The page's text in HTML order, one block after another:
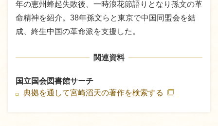
年の恵州蜂起失敗後、一時浪花節語りとなり孫文の革
命精神を紹介。38年孫文らと東京で中国同盟会を結
成、終生中国の革命派を支援した。
関連資料
国立国会図書館サーチ
典拠を通して宮崎滔天の著作を検索する